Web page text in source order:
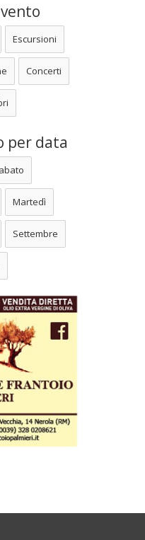
Escursioni
Concerti
per data
Martedì
Settembre